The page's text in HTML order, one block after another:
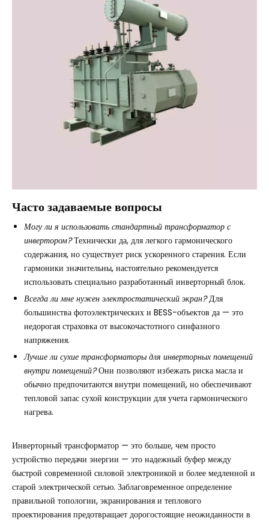
Часто задаваемые вопросы
Могу ли я использовать стандартный трансформатор с
инвертором?Технически да, для легкого гармонического
содержания, но существует риск ускоренного старения. Если
гармоники значительны, настоятельно рекомендуется
использовать специально разработанный инверторный блок.
Всегда ли мне нужен электростатический экран?Для
большинства фотоэлектрических и BESS-объектов да — это
недорогая страховка от высокочастотного синфазного
напряжения.
Лучше ли сухие трансформаторы для инверторных помещений
внутри помещений?Они позволяют избежать риска масла и
обычно предпочитаются внутри помещений, но обеспечивают
тепловой запас сухой конструкции для учета гармонического
нагрева.
Инверторный трансформатор — это больше, чем просто
устройство передачи энергии — это надежный буфер между
быстрой современной силовой электроникой и более медленной и
старой электрической сетью. Заблаговременное определение
правильной топологии, экранирования и теплового
проектирования предотвращает дорогостоящие неожиданности в